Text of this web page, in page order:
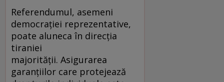
Referendumul, asemeni
democraţiei reprezentative,
poate aluneca în direcţia
tiraniei
majorităţii. Asigurarea
garanţiilor care protejează